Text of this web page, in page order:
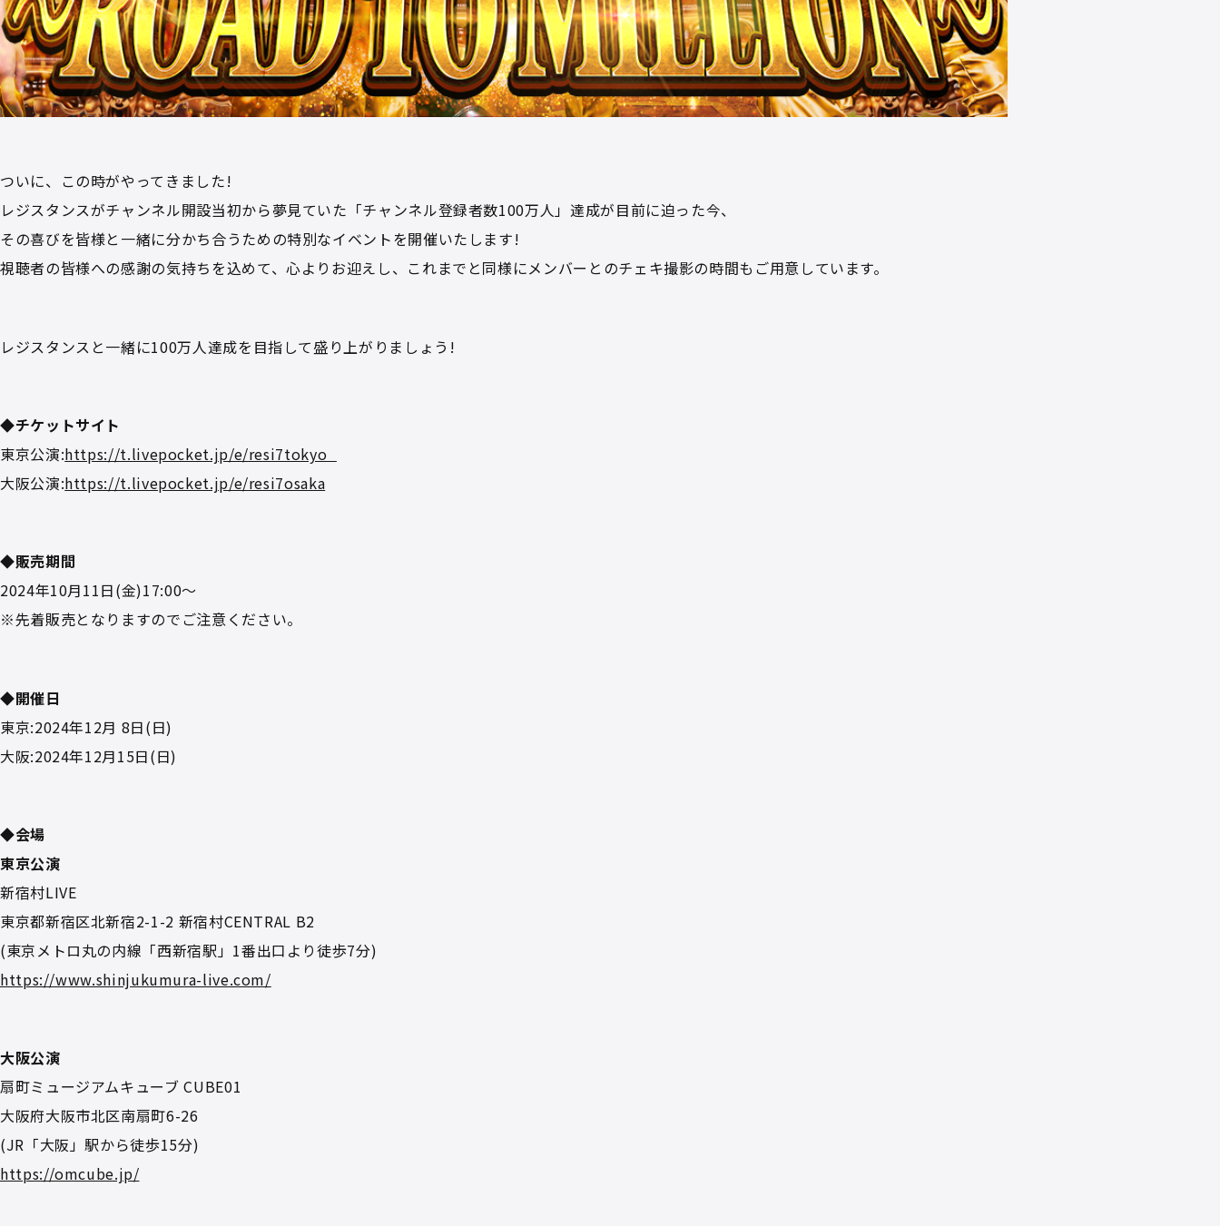
ついに、この時がやってきました!
レジスタンスがチャンネル開設当初から夢見ていた「チャンネル登録者数100万人」達成が目前に迫った今、
その喜びを皆様と一緒に分かち合うための特別なイベントを開催いたします!
視聴者の皆様への感謝の気持ちを込めて、心よりお迎えし、これまでと同様にメンバーとのチェキ撮影の時間もご用意しています。
レジスタンスと一緒に100万人達成を目指して盛り上がりましょう!
◆チケットサイト
東京公演:https://t.livepocket.jp/e/resi7tokyo
大阪公演:https://t.livepocket.jp/e/resi7osaka
◆販売期間
2024年10月11日(金)17:00～
※先着販売となりますのでご注意ください。
◆開催日
東京:2024年12月 8日(日)
大阪:2024年12月15日(日)
◆会場
東京公演
新宿村LIVE
東京都新宿区北新宿2-1-2 新宿村CENTRAL B2
(東京メトロ丸の内線「西新宿駅」1番出口より徒歩7分)
https://www.shinjukumura-live.com/
大阪公演
扇町ミュージアムキューブ CUBE01
大阪府大阪市北区南扇町6-26
(JR「大阪」駅から徒歩15分)
https://omcube.jp/